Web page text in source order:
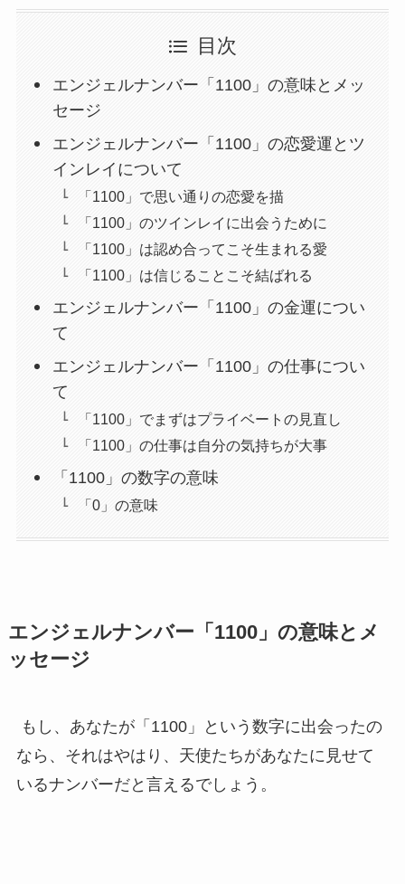
目次
エンジェルナンバー「1100」の意味とメッ
セージ
エンジェルナンバー「1100」の恋愛運とツ
インレイについて
「1100」で思い通りの恋愛を描
「1100」のツインレイに出会うために
「1100」は認め合ってこそ生まれる愛
「1100」は信じることこそ結ばれる
エンジェルナンバー「1100」の金運につい
て
エンジェルナンバー「1100」の仕事につい
て
「1100」でまずはプライベートの見直し
「1100」の仕事は自分の気持ちが大事
「1100」の数字の意味
「0」の意味
エンジェルナンバー「1100」の意味とメ
ッセージ
もし、あなたが「1100」という数字に出会ったの
なら、それはやはり、天使たちがあなたに見せて
いるナンバーだと言えるでしょう。